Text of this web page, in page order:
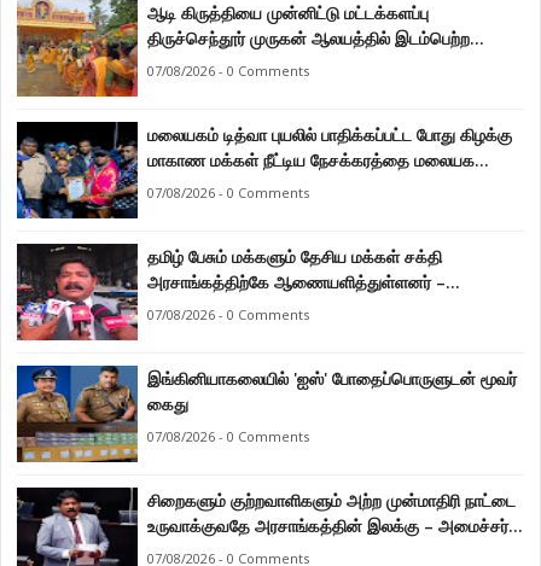
ஆடி கிருத்தியை முன்னிட்டு மட்டக்களப்பு
திருச்செந்தூர் முருகன் ஆலயத்தில் இடம்பெற்ற
பால்குட பவனி 1008 சங்கா ஆபிஷேக நிகழ்வு.
07/08/2026 - 0 Comments
மலையகம் டித்வா புயலில் பாதிக்கப்பட்ட போது கிழக்கு
மாகாண மக்கள் நீட்டிய நேசக்கரத்தை மலையக
மக்கள் ஒருபோதும் மறக்கமாட்டார்கள் : நுவரெலியா
07/08/2026 - 0 Comments
தமிழ் பேசும் மக்களும் தேசிய மக்கள் சக்தி
அரசாங்கத்திற்கே ஆணையளித்துள்ளனர் –
கடற்றொழில் அமைச்சர் இராமலிங்கம் சந்திரசேகர்
07/08/2026 - 0 Comments
இங்கினியாகலையில் 'ஐஸ்' போதைப்பொருளுடன் மூவர்
கைது
07/08/2026 - 0 Comments
சிறைகளும் குற்றவாளிகளும் அற்ற முன்மாதிரி நாட்டை
உருவாக்குவதே அரசாங்கத்தின் இலக்கு – அமைச்சர்
இராமலிங்கம் சந்திரசேகர்
07/08/2026 - 0 Comments